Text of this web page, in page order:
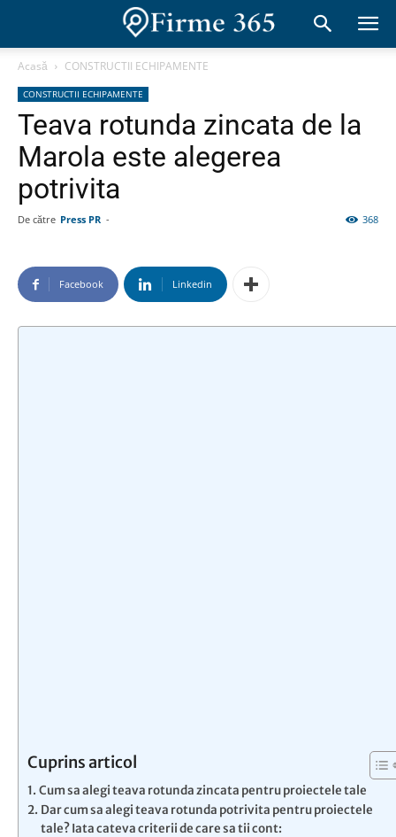
Acasă CONSTRUCTII ECHIPAMENTE
CONSTRUCTII ECHIPAMENTE
Teava rotunda zincata de la
Marola este alegerea
potrivita
De către Press PR - 368
Facebook Linkedin
Cuprins articol
Cum sa alegi teava rotunda zincata pentru proiectele tale
Dar cum sa alegi teava rotunda potrivita pentru proiectele
tale? Iata cateva criterii de care sa tii cont: